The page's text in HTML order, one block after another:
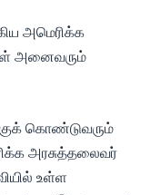
அமெரிக்க
அனைவரும்
கொண்டுவரும்
அரசுத்தலைவர்
உள்ள